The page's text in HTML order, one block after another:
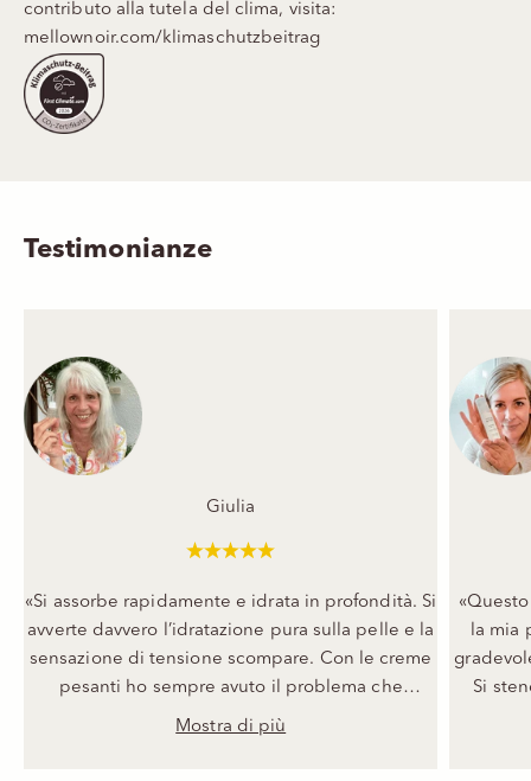
contributo alla tutela del clima, visita:
mellownoir.com/klimaschutzbeitrag
Testimonianze
Giulia
«Si assorbe rapidamente e idrata in profondità. Si
avverte davvero l’idratazione pura sulla pelle e la
sensazione di tensione scompare. Con le creme
pesanti ho sempre avuto il problema che
contengono troppo grasso, ma con questo
Mostra di più
la mia
Si